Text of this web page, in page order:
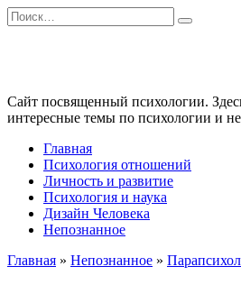
Перейти
к
Search
for:
Сайт посвященный психологии.
интересные темы по психологии и
Главная
Психология отношений
Личность и развитие
Психология и наука
Дизайн Человека
Непознанное
Главная » Непознанное »